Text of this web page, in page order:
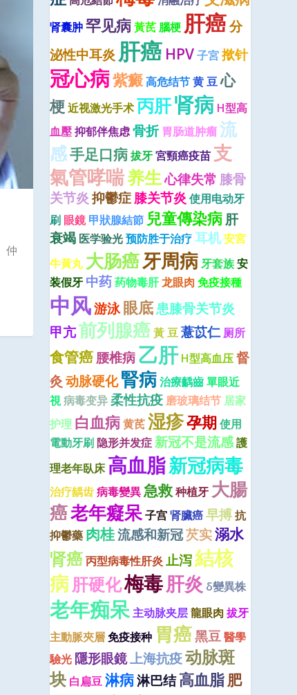
仲
肾囊肿罕见病黃芪 腦梗 肝癌分
泌性中耳炎 肝癌 HPV子宮揿针
冠心病紫癜高危结节黄 豆心
梗近视激光手术丙肝肾病 H型高
血壓抑郁伴焦虑骨折 胃肠道肿瘤流
感手足口病拔牙宮頸癌疫苗支
氣管哮喘养生心律失常 膝骨
关节炎抑鬱症膝关节炎使用电动牙
刷 眼鏡 甲狀腺結節兒童傳染病肝
衰竭 医学验光预防胜于治疗耳机安宮
牛黃丸大肠癌牙周病牙套族安
装假牙 中药药物毒肝龙眼肉 免疫接種
中风游泳眼底患膝骨关节炎
甲亢前列腺癌黃 豆薏苡仁 厕所
食管癌腰椎病乙肝 H型高血压督
灸 动脉硬化腎病治療齲齒單眼近
視病毒变异柔性抗疫 磨玻璃结节 居家
护理 白血病黄芪湿疹孕期使用
電動牙刷隐形并发症新冠不是流感護
理老年臥床 高血脂新冠病毒
治疗龋齿病毒變異急救种植牙大腸
癌老年癡呆子宫肾臟癌早搏抗
抑鬱藥 肉桂流感和新冠芡实溺水
肾癌丙型病毒性肝炎止泻結核
病肝硬化梅毒肝炎 δ變異株
老年痴呆主动脉夹层龍眼肉 拔牙
主動脈夾層免疫接种 胃癌黑豆醫學
驗光 隱形眼鏡上海抗疫动脉斑
块 白扁豆淋病淋巴结高血脂肥